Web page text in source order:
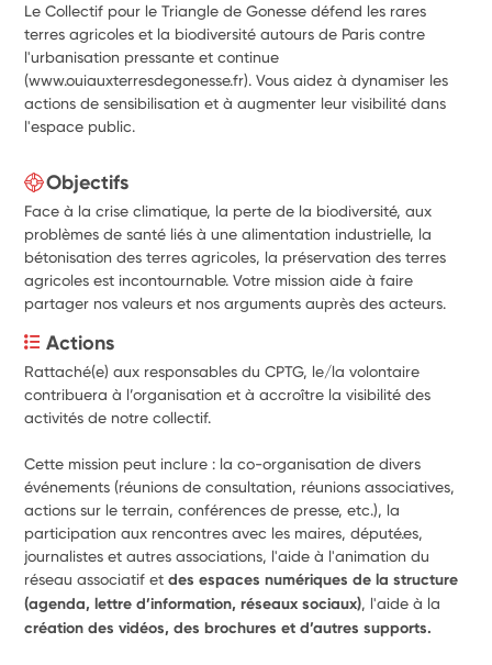
Le Collectif pour le Triangle de Gonesse défend les rares
terres agricoles et la biodiversité autours de Paris contre
l'urbanisation pressante et continue
(www.ouiauxterresdegonesse.fr). Vous aidez à dynamiser les
actions de sensibilisation et à augmenter leur visibilité dans
l'espace public.
Objectifs
Face à la crise climatique, la perte de la biodiversité, aux
problèmes de santé liés à une alimentation industrielle, la
bétonisation des terres agricoles, la préservation des terres
agricoles est incontournable. Votre mission aide à faire
partager nos valeurs et nos arguments auprès des acteurs.
Actions
Rattaché(e) aux responsables du CPTG, le/la volontaire
contribuera à l’organisation et à accroître la visibilité des
activités de notre collectif.
Cette mission peut inclure : la co-organisation de divers
événements (réunions de consultation, réunions associatives,
actions sur le terrain, conférences de presse, etc.), la
participation aux rencontres avec les maires, député.es,
journalistes et autres associations, l'aide à l'animation du
réseau associatif et des espaces numériques de la structure
(agenda, lettre d’information, réseaux sociaux)
création des vidéos, des brochures et d’autres supports.